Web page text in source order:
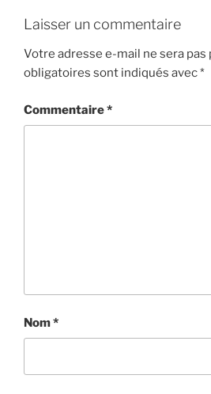
Laisser un commentaire
Votre adresse e-mail ne sera pas
obligatoires sont indiqués avec*
Commentaire*
Nom*